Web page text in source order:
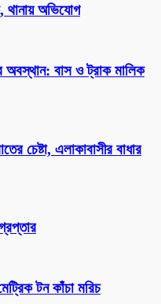
থানায় অভিযোগ
অবস্থান: বাস ও ট্রাক মালিক
চেষ্টা, এলাকাবাসীর বাধার
টন কাঁচা মরিচ